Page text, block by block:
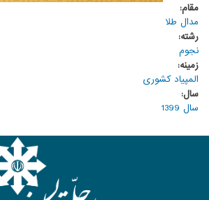
مقام:
مدال طلا
رشته:
نجوم
زمینه:
المپیاد کشوری
سال:
سال 1399